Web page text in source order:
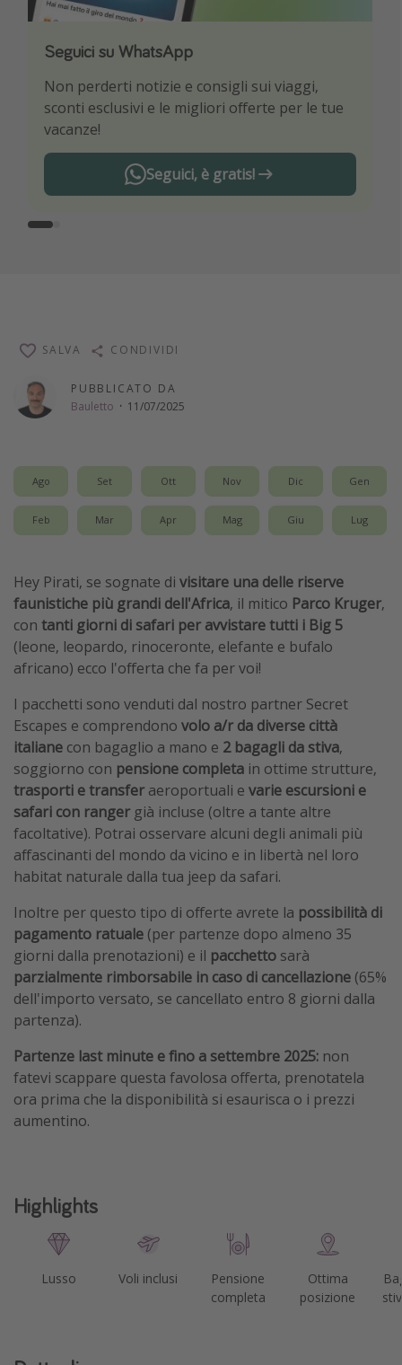
Seguici su WhatsApp
Non perderti notizie e consigli sui viaggi,
sconti esclusivi e le migliori offerte per le tue
vacanze!
Seguici, è gratis!
Scarica la nostra App
Sii il primo a conoscere le migliori offerte di
viaggio
PUBBLICATO DA
Bauletto · 11/07/2025
SALVA CONDIVIDI
Ago Set Ott Nov Dic Gen
Feb Mar Apr Mag Giu Lug
Hey Pirati, se sognate di visitare una delle riserve
faunistiche più grandi dell'Africa, il mitico Parco Kruger,
con tanti giorni di safari per avvistare tutti i Big 5
(leone, leopardo, rinoceronte, elefante e bufalo
africano) ecco l'offerta che fa per voi!
I pacchetti sono venduti dal nostro partner Secret
Escapes e comprendono volo a/r da diverse città
italiane con bagaglio a mano e 2 bagagli da stiva,
soggiorno con pensione completa in ottime strutture,
trasporti e transfer aeroportuali e varie escursioni e
safari con ranger già incluse (oltre a tante altre
facoltative). Potrai osservare alcuni degli animali più
affascinanti del mondo da vicino e in libertà nel loro
habitat naturale dalla tua jeep da safari.
Inoltre per questo tipo di offerte avrete la possibilità di
pagamento ratuale (per partenze dopo almeno 35
giorni dalla prenotazioni) e il pacchetto sarà
parzialmente rimborsabile in caso di cancellazione (65%
dell'importo versato, se cancellato entro 8 giorni dalla
partenza).
Partenze last minute e fino a settembre 2025: non
fatevi scappare questa favolosa offerta, prenotatela
ora prima che la disponibilità si esaurisca o i prezzi
aumentino.
Highlights
Lusso Voli inclusi
Pensione
completa
Ottima
posizione